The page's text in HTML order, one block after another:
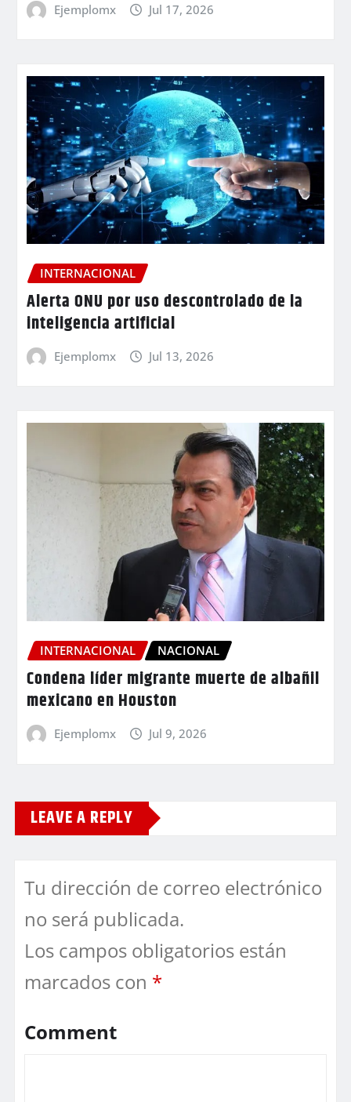
Ejemplomx Jul 17, 2026
INTERNACIONAL
Alerta ONU por uso descontrolado de la
inteligencia artificial
Ejemplomx Jul 13, 2026
INTERNACIONAL NACIONAL
Condena líder migrante muerte de albañil
mexicano en Houston
Ejemplomx Jul 9, 2026
LEAVE A REPLY
Tu dirección de correo electrónico
no será publicada.
Los campos obligatorios están
marcados con *
Comment